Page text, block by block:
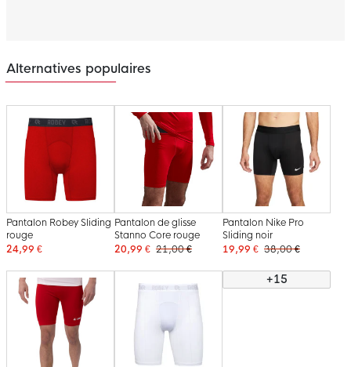
Alternatives populaires
Pantalon Robey Sliding
rouge
24,99 €
Pantalon de glisse
Stanno Core rouge
20,99 € 21,00 €
Pantalon Nike Pro
Sliding noir
19,99 € 38,00 €
+15